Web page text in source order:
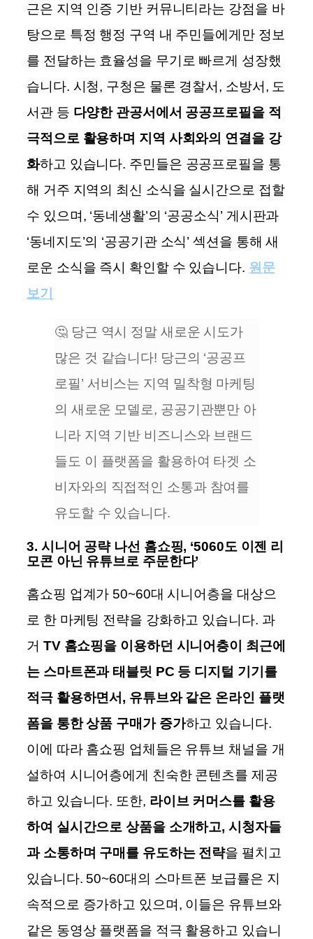
근은 지역 인증 기반 커뮤니티라는 강점을 바
탕으로 특정 행정 구역 내 주민들에게만 정보
를 전달하는 효율성을 무기로 빠르게 성장했
습니다. 시청, 구청은 물론 경찰서, 소방서, 도
서관 등 다양한 관공서에서 공공프로필을 적
극적으로 활용하며 지역 사회와의 연결을 강
화하고 있습니다. 주민들은 공공프로필을 통
해 거주 지역의 최신 소식을 실시간으로 접할
수 있으며, ‘동네생활’의 ‘공공소식’ 게시판과
‘동네지도’의 ‘공공기관 소식’ 섹션을 통해 새
로운 소식을 즉시 확인할 수 있습니다. 원문
보기
🤔 당근 역시 정말 새로운 시도가
많은 것 같습니다! 당근의 ‘공공프
로필’ 서비스는 지역 밀착형 마케팅
의 새로운 모델로, 공공기관뿐만 아
니라 지역 기반 비즈니스와 브랜드
들도 이 플랫폼을 활용하여 타겟 소
비자와의 직접적인 소통과 참여를
유도할 수 있습니다.
3. 시니어 공략 나선 홈쇼핑, ‘5060도 이젠 리
모콘 아닌 유튜브로 주문한다’
홈쇼핑 업계가 50~60대 시니어층을 대상으
로 한 마케팅 전략을 강화하고 있습니다. 과
거 TV 홈쇼핑을 이용하던 시니어층이 최근에
는 스마트폰과 태블릿 PC 등 디지털 기기를
적극 활용하면서, 유튜브와 같은 온라인 플랫
폼을 통한 상품 구매가 증가하고 있습니다.
이에 따라 홈쇼핑 업체들은 유튜브 채널을 개
설하여 시니어층에게 친숙한 콘텐츠를 제공
하고 있습니다. 또한, 라이브 커머스를 활용
하여 실시간으로 상품을 소개하고, 시청자들
과 소통하며 구매를 유도하는 전략을 펼치고
있습니다. 50~60대의 스마트폰 보급률은 지
속적으로 증가하고 있으며, 이들은 유튜브와
같은 동영상 플랫폼을 적극 활용하고 있습니